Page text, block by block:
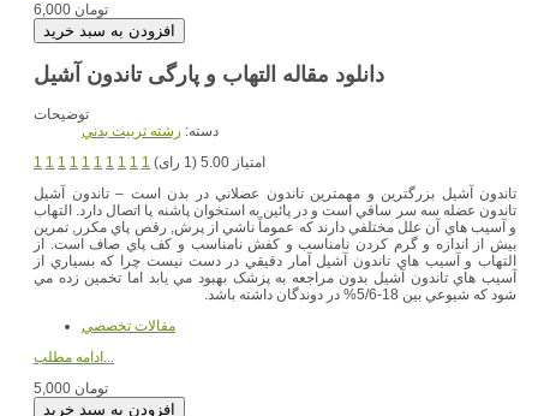
6,000 تومان
دانلود مقاله التهاب و پارگی تاندون آشیل
توضیحات
دسته: رشته تربيت بدني
1 1 1 1 1 1 1 1 1 1
امتیاز 5.00 (1 رای)
تاندون آشيل بزرگترين و مهمترين تاندون عضلاني در بدن است – تاندون آشيل
تاندون عضله سه سر ساقي است و در پائين به استخوان پاشنه پا اتصال دارد. التهاب
و آسيب هاي آن علل مختلفي دارند که عموماً‌ ناشي از پرش, رقص پاي مکرر, تمرين
بيش از اندازه و گرم کردن نامناسب و کفش نامناسب و کف پاي صاف است. از
التهاب و آسيب هاي تاندون آشيل آمار دقيقي در دست نيست چرا که بسياري از
آسيب هاي تاندون آشيل بدون مراجعه به پزشک بهبود مي يابد اما تخمين زده مي
شود که شيوعي بين 18-5/6% در دوندگان داشته باشد.
مقالات تخصصي
ادامه مطلب...
5,000 تومان